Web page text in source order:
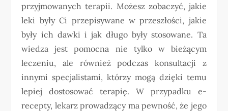
przyjmowanych terapii. Możesz zobaczyć, jakie
leki były Ci przepisywane w przeszłości, jakie
były ich dawki i jak długo były stosowane. Ta
wiedza jest pomocna nie tylko w bieżącym
leczeniu, ale również podczas konsultacji z
innymi specjalistami, którzy mogą dzięki temu
lepiej dostosować terapię. W przypadku e-
recepty, lekarz prowadzący ma pewność, że jego